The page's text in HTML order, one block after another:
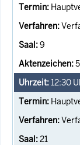
9
12:30
21